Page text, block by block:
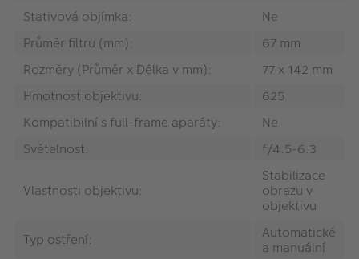
Stativová objímka:
Ne
Průměr filtru (mm):
67 mm
Rozměry (Průměr x Délka v mm):
77 x 142 mm
Hmotnost objektivu:
625
Kompatibilní s full-frame aparáty:
Ne
Světelnost:
f/4.5-6.3
Vlastnosti objektivu:
Stabilizace
obrazu v
objektivu
Typ ostření:
Automatické
a manuální